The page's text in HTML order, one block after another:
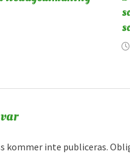
kommer inte publiceras.